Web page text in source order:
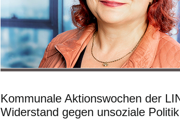
Kommunale Aktionswochen der
Widerstand gegen unsoziale